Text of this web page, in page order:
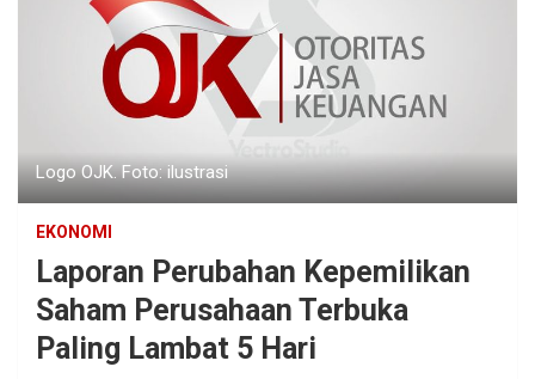
Logo OJK. Foto: ilustrasi
EKONOMI
Laporan Perubahan Kepemilikan
Saham Perusahaan Terbuka
Paling Lambat 5 Hari